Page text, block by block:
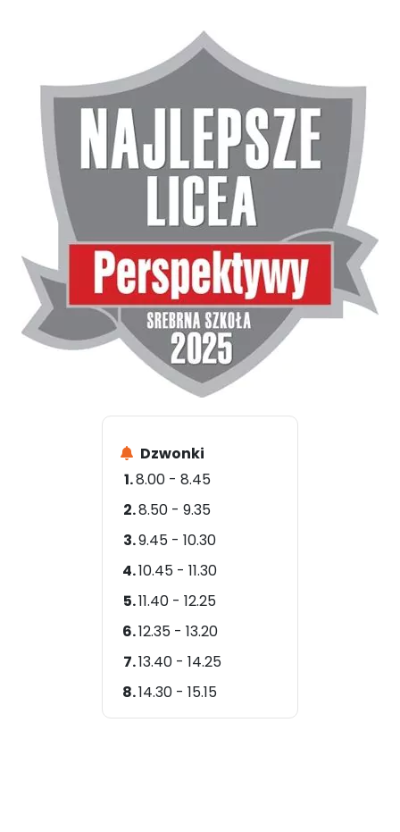
Dzwonki
8.00 - 8.45
8.50 - 9.35
9.45 - 10.30
10.45 - 11.30
11.40 - 12.25
12.35 - 13.20
13.40 - 14.25
14.30 - 15.15